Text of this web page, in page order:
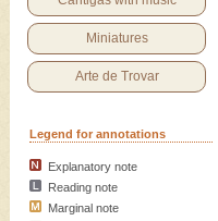
Miniatures
Arte de Trovar
Legend for annotations
Explanatory note
Reading note
Marginal note